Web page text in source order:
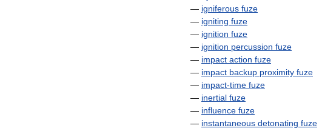
— igniferous fuze
— igniting fuze
— ignition fuze
— ignition percussion fuze
— impact action fuze
— impact backup proximity fuze
— impact-time fuze
— inertial fuze
— influence fuze
— instantaneous detonating fuze